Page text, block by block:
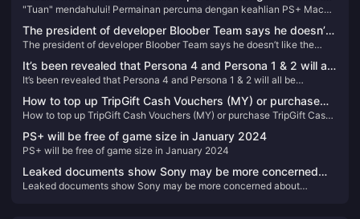
PS+ Mac kini tersedia
"Tuan" mendahului! Permainan percuma dengan keahlian PS+ Mac
The president of developer Bloober Team says he doesn’t
like the trailer for Silent Hill 2 Remake
The president of developer Bloober Team says he doesn’t like the
It’s been revealed that Persona 4 and Persona 1 & 2 will all
be remade/remastered
It’s been revealed that Persona 4 and Persona 1 & 2 will all be
How to top up TripGift Cash Vouchers (MY) or purchase
TripGift Cash Vouchers (MY)
How to top up TripGift Cash Vouchers (MY) or purchase TripGift Cash
PS+ will be free of game size in January 2024
PS+ will be free of game size in January 2024
Leaked documents show Sony may be more concerned
about Microsoft's acquisition of Activision Blizzard than
Leaked documents show Sony may be more concerned about